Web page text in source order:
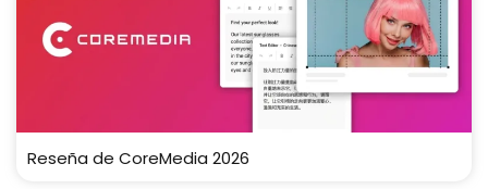
Reseña de CoreMedia 2026